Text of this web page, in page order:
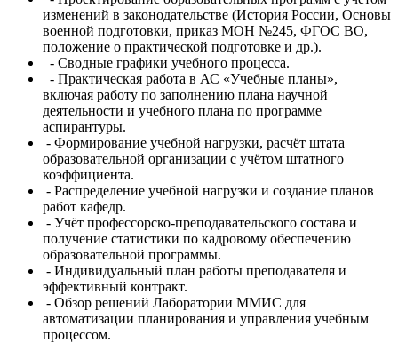
изменений в законодательстве (История России, Основы
военной подготовки, приказ МОН №245, ФГОС ВО,
положение о практической подготовке и др.).
- Сводные графики учебного процесса.
- Практическая работа в АС «Учебные планы»,
включая работу по заполнению плана научной
деятельности и учебного плана по программе
аспирантуры.
- Формирование учебной нагрузки, расчёт штата
образовательной организации с учётом штатного
коэффициента.
- Распределение учебной нагрузки и создание планов
работ кафедр.
- Учёт профессорско-преподавательского состава и
получение статистики по кадровому обеспечению
образовательной программы.
- Индивидуальный план работы преподавателя и
эффективный контракт.
- Обзор решений Лаборатории ММИС для
автоматизации планирования и управления учебным
процессом.